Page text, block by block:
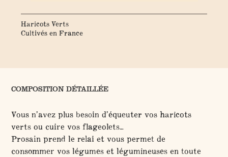
Haricots Verts
Cultivés en France
COMPOSITION DÉTAILLÉE
Vous n’avez plus besoin d’équeuter vos haricots
verts ou cuire vos flageolets…
Prosain prend le relai et vous permet de
consommer vos légumes et légumineuses en toute